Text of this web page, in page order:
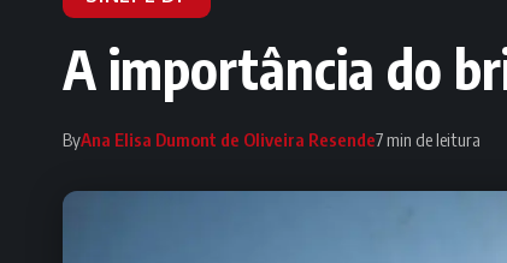
A importância do
ByAna Elisa Dumont de Oliveira Resende7 min de leitura